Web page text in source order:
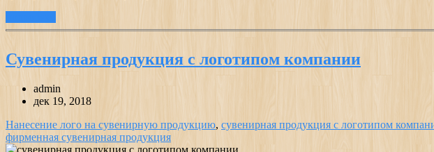
Сувенирная продукция с логотипом компании
admin
дек 19, 2018
Нанесение лого на сувенирную продукцию, сувенирная продукция с логотипом
фирменная сувенирная продукция